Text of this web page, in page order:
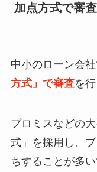
加点方式で審
中小のローン会社
方式」で審査を
プロミスなどの
式」を採用し、
ちすることが多い